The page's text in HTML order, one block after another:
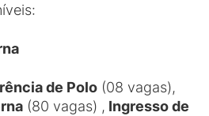
de Polo (08 vagas),
(80 vagas) , Ingresso de